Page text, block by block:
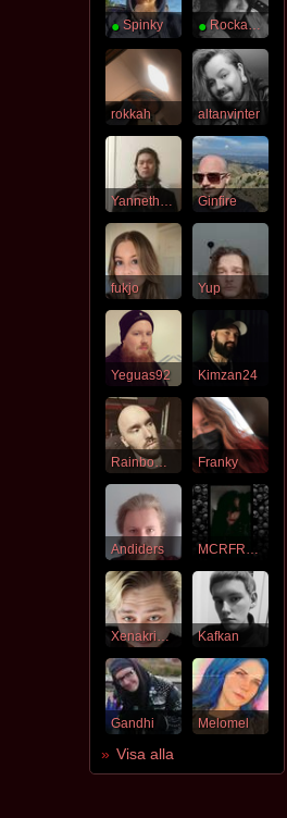
● Spinky ●Rockarpojken
rokkah altanvinter
Yannethesaftig Ginfire
fukjo Yup
Yeguas92 Kimzan24
RainbowOfDoom Franky
Andiders MCRFRE4K
Xenakrigarsessan Kafkan
Gandhi Melomel
Visa alla